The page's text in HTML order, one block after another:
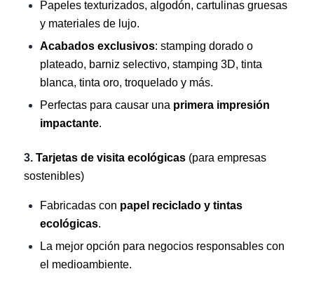
Papeles texturizados, algodón, cartulinas gruesas
y materiales de lujo.
Acabados exclusivos: stamping dorado o
plateado, barniz selectivo, stamping 3D, tinta
blanca, tinta oro, troquelado y más.
Perfectas para causar una primera impresión
impactante.
3. Tarjetas de visita ecológicas (para empresas
sostenibles)
Fabricadas con papel reciclado y tintas
ecológicas.
La mejor opción para negocios responsables con
el medioambiente.